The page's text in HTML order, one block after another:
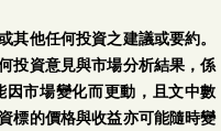
其他任何投資之建議或要約。
投資意見與市場分析結果，係
市場變化而更動，且文中數
標的價格與收益亦可能隨時變